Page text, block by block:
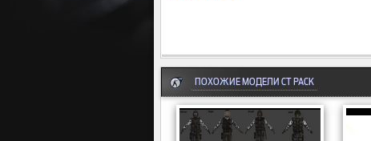
ПОХОЖИЕ МОДЕЛИ CT PACK